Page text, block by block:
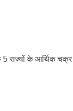
राज्यों के आर्थिक चक्र